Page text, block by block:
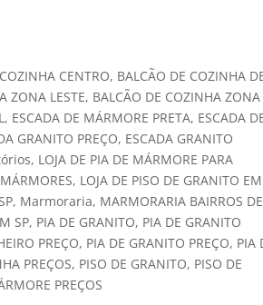
CENTRO, BALCÃO DE COZINHA
ZONA LESTE, BALCÃO DE COZINHA ZONA
, ESCADA DE MÁRMORE PRETA, ESCADA
GRANITO PREÇO, ESCADA GRANITO
, LOJA DE PIA DE MÁRMORE PARA
, LOJA DE PISO DE GRANITO EM
, Marmoraria, MARMORARIA BAIRROS DE
SP, PIA DE GRANITO, PIA DE GRANITO
PREÇO, PIA DE GRANITO PREÇO, PIA
PREÇOS, PISO DE GRANITO, PISO DE
PREÇOS